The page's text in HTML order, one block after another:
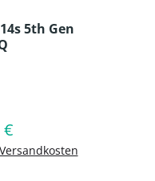
5th Gen
€